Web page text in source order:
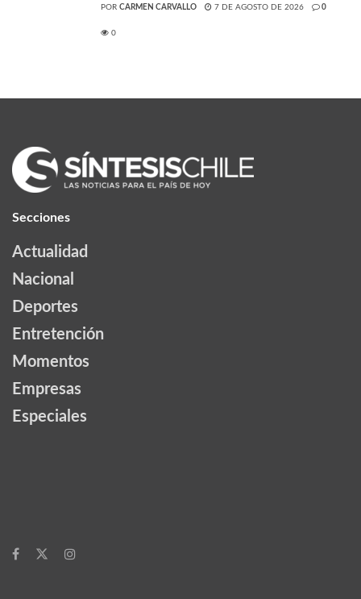
POR CARMEN CARVALLO 7 DE AGOSTO DE 2026 0
0
Secciones
Actualidad
Nacional
Deportes
Entretención
Momentos
Empresas
Especiales